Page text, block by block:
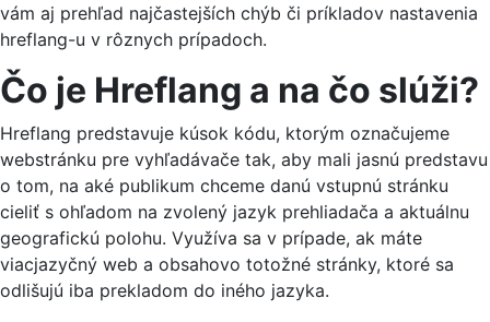
vám aj prehľad najčastejších chýb či príkladov nastavenia
hreflang-u v rôznych prípadoch.
Čo je Hreflang a na čo slúži?
Hreflang predstavuje kúsok kódu, ktorým označujeme
webstránku pre vyhľadávače tak, aby mali jasnú predstavu
o tom, na aké publikum chceme danú vstupnú stránku
cieliť s ohľadom na zvolený jazyk prehliadača a aktuálnu
geografickú polohu. Využíva sa v prípade, ak máte
viacjazyčný web a obsahovo totožné stránky, ktoré sa
odlišujú iba prekladom do iného jazyka.